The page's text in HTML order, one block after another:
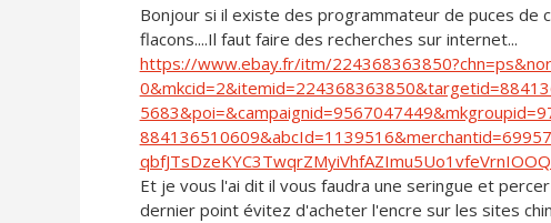
Bonjour si il existe des programmateur de puces de
flacons....Il faut faire des recherches sur internet...
https://www.ebay.fr/itm/
Et je vous l'ai dit il vous faudra une seringue et
dernier point évitez d'acheter l'encre sur les sites